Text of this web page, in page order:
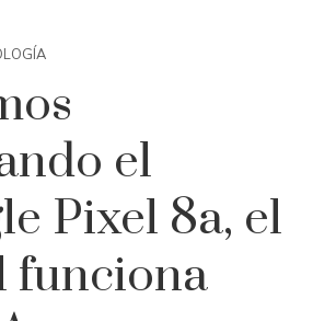
el
Pixel 8a, el
funciona